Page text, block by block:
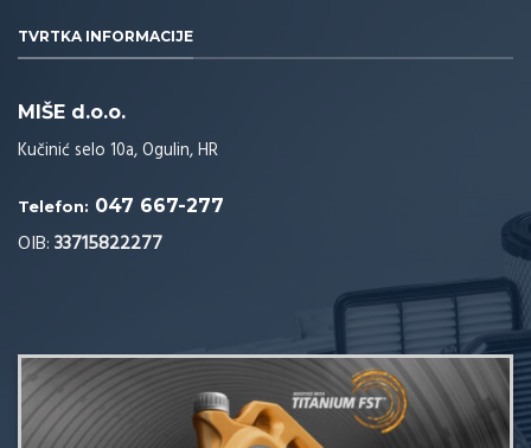
TVRTKA INFORMACIJE
MIŠE d.o.o.
Kučinić selo 10a, Ogulin, HR
Telefon: 047 667-277
OIB:33715822277